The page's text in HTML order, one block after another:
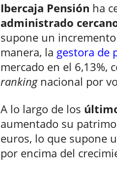
Ibercaja Pensión ha
administrado
supone un
manera, la gestora de
mercado en el 6,13%,
rankingnacional por
A lo largo de los
aumentado su
euros, lo que supone
por encima del